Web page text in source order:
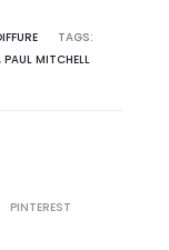
TAGS:
PAUL MITCHELL
PINTEREST